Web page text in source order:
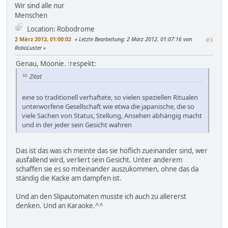
Wir sind alle nur
Menschen
Location: Robodrome
2 März 2012, 01:00:02 #3
Letzte Bearbeitung: 2 März 2012, 01:07:16 von
RoboLuster
Genau, Moonie. :respekt:
Zitat
eine so traditionell verhaftete, so vielen speziellen Ritualen
unterworfene Gesellschaft wie etwa die japanische, die so
viele Sachen von Status, Stellung, Ansehen abhängig macht
und in der jeder sein Gesicht wahren
Das ist das was ich meinte das sie höflich zueinander sind, wer
ausfallend wird, verliert sein Gesicht. Unter anderem
schaffen sie es so miteinander auszukommen, ohne das da
ständig die Kacke am dampfen ist.
Und an den Slipautomaten musste ich auch zu allererst
denken. Und an Karaoke.^^